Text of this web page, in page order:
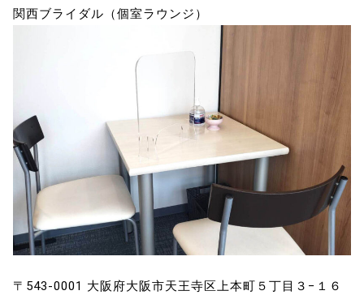
関西ブライダル（個室ラウンジ）
〒543-0001 大阪府大阪市天王寺区上本町５丁目３−１６